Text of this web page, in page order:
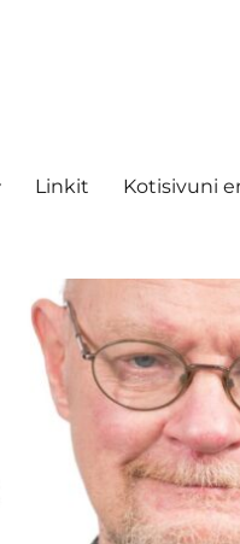
Linkit Kotisivuni